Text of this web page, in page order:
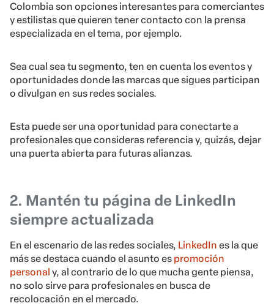
Colombia son opciones interesantes para comerciantes
y estilistas que quieren tener contacto con la prensa
especializada en el tema, por ejemplo.
Sea cual sea tu segmento, ten en cuenta los eventos y
oportunidades donde las marcas que sigues participan
o divulgan en sus redes sociales.
Esta puede ser una oportunidad para conectarte a
profesionales que consideras referencia y, quizás, dejar
una puerta abierta para futuras alianzas.
2. Mantén tu página de LinkedIn
siempre actualizada
En el escenario de las redes sociales, LinkedIn es la que
más se destaca cuando el asunto es promoción
personal y, al contrario de lo que mucha gente piensa,
no solo sirve para profesionales en busca de
recolocación en el mercado.